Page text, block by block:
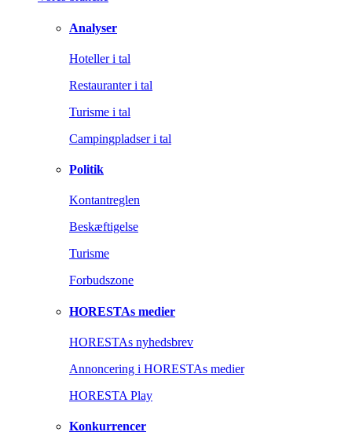
Analyser
Hoteller i tal
Restauranter i tal
Turisme i tal
Campingpladser i tal
Politik
Kontantreglen
Beskæftigelse
Turisme
Forbudszone
HORESTAs medier
HORESTAs nyhedsbrev
Annoncering i HORESTAs medier
HORESTA Play
Konkurrencer